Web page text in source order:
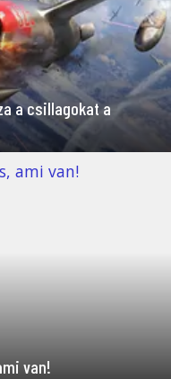
a csillagokat a
van!